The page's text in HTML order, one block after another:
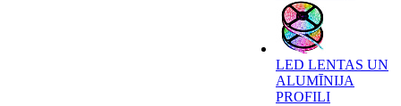
LED LENTAS UN
ALUMĪNIJA
PROFILI